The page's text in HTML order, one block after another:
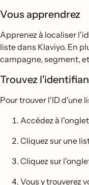
Vous apprendrez
Apprenez à localiser
liste dans Klaviyo. En
campagne, segment,
Trouvez
Pour trouver l'ID d'une
Accédez à l'onglet
Cliquez sur une
Cliquez sur
Vous y trouverez